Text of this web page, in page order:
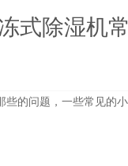
式除湿机
的问题，一些常见